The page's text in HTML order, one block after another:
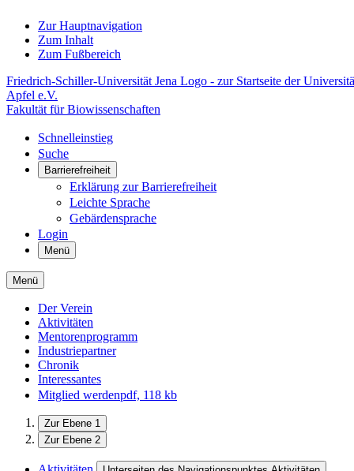
Zur Hauptnavigation
Zum Inhalt
Zum Fußbereich
Friedrich-Schiller-Universität Jena Logo - zur Startseite der
Apfel e.V.
Fakultät für Biowissenschaften
Schnelleinstieg
Suche
Barrierefreiheit
Erklärung zur Barrierefreiheit
Leichte Sprache
Gebärdensprache
Login
Menü
Menü
Der Verein
Aktivitäten
Mentorenprogramm
Industriepartner
Chronik
Interessantes
Mitglied werdenpdf, 118 kb
Zur Ebene 1
Zur Ebene 2